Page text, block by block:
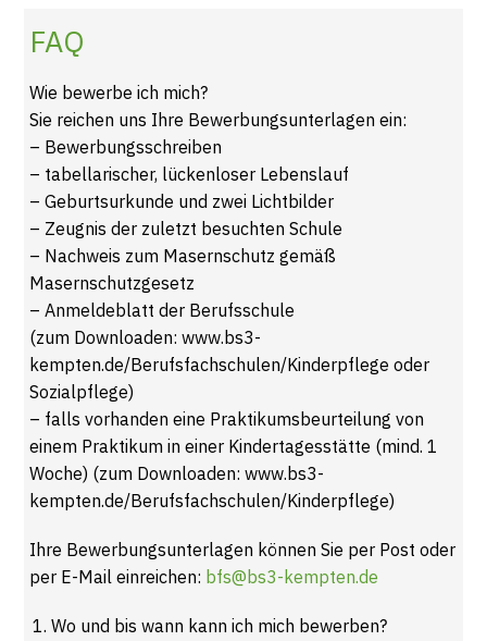
FAQ
Wie bewerbe ich mich?
Sie reichen uns Ihre Bewerbungsunterlagen ein:
– Bewerbungsschreiben
– tabellarischer, lückenloser Lebenslauf
– Geburtsurkunde und zwei Lichtbilder
– Zeugnis der zuletzt besuchten Schule
– Nachweis zum Masernschutz gemäß
Masernschutzgesetz
– Anmeldeblatt der Berufsschule
(zum Downloaden: www.bs3-
kempten.de/Berufsfachschulen/Kinderpflege oder
Sozialpflege)
– falls vorhanden eine Praktikumsbeurteilung von
einem Praktikum in einer Kindertagesstätte (mind. 1
Woche) (zum Downloaden: www.bs3-
kempten.de/Berufsfachschulen/Kinderpflege)
Ihre Bewerbungsunterlagen können Sie per Post oder
per E-Mail einreichen: bfs@bs3-kempten.de
Wo und bis wann kann ich mich bewerben?